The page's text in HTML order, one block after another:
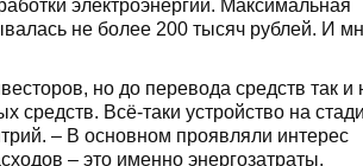
электроэнергии. Максимальная
не более 200 тысяч рублей. И
но до перевода средств так и
Всё-таки устройство на
– В основном проявляли интерес
– это именно энергозатраты.